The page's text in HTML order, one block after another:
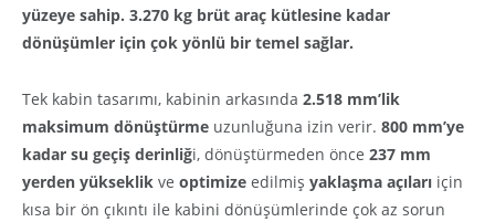
yüzeye sahip. 3.270 kg brüt araç kütlesine kadar
dönüşümler için çok yönlü bir temel sağlar.
Tek kabin tasarımı, kabinin arkasında 2.518 mm’lik
maksimum dönüştürme uzunluğuna izin verir. 800 mm’ye
kadar su geçiş derinliği, dönüştürmeden önce 237 mm
yerden yükseklik ve optimize edilmiş yaklaşma açıları için
kısa bir ön çıkıntı ile kabini dönüşümlerinde çok az sorun